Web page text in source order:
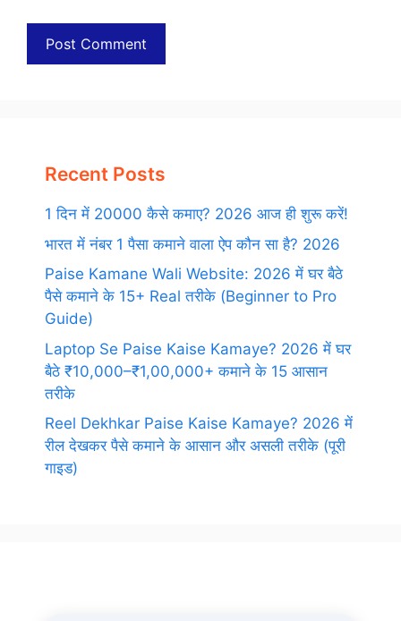
Recent Posts
1 दिन में 20000 कैसे कमाए? 2026 आज ही शुरू करें!
भारत में नंबर 1 पैसा कमाने वाला ऐप कौन सा है? 2026
Paise Kamane Wali Website: 2026 में घर बैठे
पैसे कमाने के 15+ Real तरीके (Beginner to Pro
Guide)
Laptop Se Paise Kaise Kamaye? 2026 में घर
बैठे ₹10,000–₹1,00,000+ कमाने के 15 आसान
तरीके
Reel Dekhkar Paise Kaise Kamaye? 2026 में
रील देखकर पैसे कमाने के आसान और असली तरीके (पूरी
गाइड)